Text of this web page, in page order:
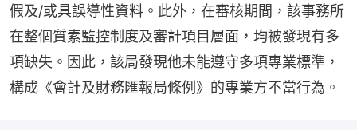
假及/或具誤導性資料。此外，在審核期間，該事務所
在整個質素監控制度及審計項目層面，均被發現有多
項缺失。因此，該局發現他未能遵守多項專業標準，
構成《會計及財務匯報局條例》的專業方不當行為。